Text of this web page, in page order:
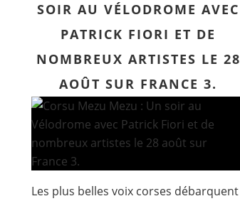
SOIR AU VÉLODROME AVEC
PATRICK FIORI ET DE
NOMBREUX ARTISTES LE 28
AOÛT SUR FRANCE 3.
Les plus belles voix corses débarquent